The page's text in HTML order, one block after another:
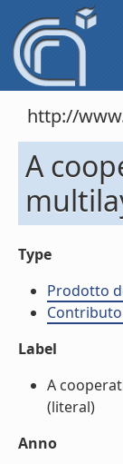
http://
A
Type
Prodotto
Label
A
(literal)
Anno